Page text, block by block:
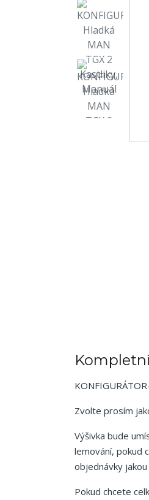
Zvolte prosím
Výšivka bude
lemování, pokud
objednávky
Pokud chcete